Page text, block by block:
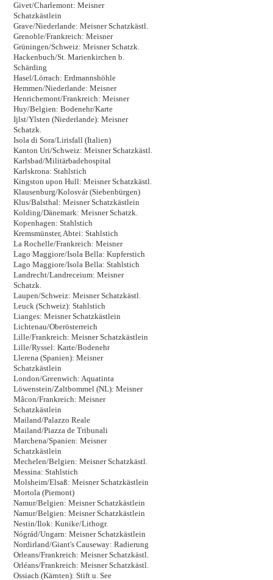
Givet/Charlemont: Meisner
Schatzkästlein
Grave/Niederlande: Meisner Schatzkästl.
Grenoble/Frankreich: Meisner
Grüningen/Schweiz: Meisner Schatzk.
Hackenbuch/St. Marienkirchen b.
Schärding
Hasel/Lörrach: Erdmannshöhle
Hemmen/Niederlande: Meisner
Henrichemont/Frankreich: Meisner
Huy/Belgien: Bodenehr/Karte
Ijlst/Ylsten (Niederlande): Meisner
Schatzk.
Isola di Sora/Lirisfall (Italien)
Kanton Uri/Schweiz: Meisner Schatzkästl.
Karlsbad/Militärbadehospital
Karlskrona: Stahlstich
Kingston upon Hull: Meisner Schatzkästl.
Klausenburg/Kolosvár (Siebenbürgen)
Klus/Balsthal: Meisner Schatzkästlein
Kolding/Dänemark: Meisner Schatzk.
Kopenhagen: Stahlstich
Kremsmünster, Abtei: Stahlstich
La Rochelle/Frankreich: Meisner
Lago Maggiore/Isola Bella: Kupferstich
Lago Maggiore/Isola Bella: Stahlstich
Landrecht/Landreceium: Meisner
Schatzk.
Laupen/Schweiz: Meisner Schatzkästl.
Leuck (Schweiz): Stahlstich
Lianges: Meisner Schatzkästlein
Lichtenau/Oberösterreich
Lille/Frankreich: Meisner Schatzkästlein
Lille/Ryssel: Karte/Bodenehr
Llerena (Spanien): Meisner
Schatzkästlein
London/Greenwich: Aquatinta
Löwenstein/Zaltbommel (NL): Meisner
Mâcon/Frankreich: Meisner
Schatzkästlein
Mailand/Palazzo Reale
Mailand/Piazza de Tribunali
Marchena/Spanien: Meisner
Schatzkästlein
Mechelen/Belgien: Meisner Schatzkästl.
Messina: Stahlstich
Molsheim/Elsaß: Meisner Schatzkästlein
Mortola (Piemont)
Namur/Belgien: Meisner Schatzkästlein
Namur/Belgien: Meisner Schatzkästlein
Nestin/Ilok: Kunike/Lithogr.
Nógrád/Ungarn: Meisner Schatzkästlein
Nordirland/Giant's Causeway: Radierung
Orleans/Frankreich: Meisner Schatzkästl.
Orléans/Frankreich: Meisner Schatzkästl.
Ossiach (Kärnten): Stift u. See